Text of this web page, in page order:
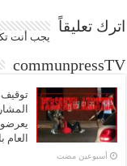
اترك تعليقاً
يجب أنت
communpressTV
العام
‏أسبوعين مضت